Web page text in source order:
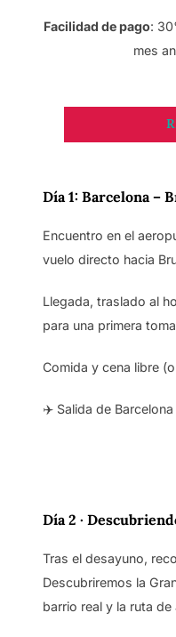
Facilidad de pago:
mes
Día 1: Barcelona –
Encuentro en el
vuelo directo hacia
Llegada, traslado al
para una primera
Comida y cena libre
✈️ Salida de Barcelona
Día 2 ·
Tras el desayuno,
Descubriremos la
barrio real y la ruta